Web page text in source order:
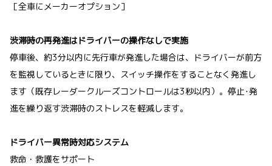
［全車にメーカーオプション］
渋滞時の再発進はドライバーの操作なしで実施
停車後、約3分以内に先行車が発進した場合は、ドライバーが前方
を監視しているときに限り、スイッチ操作をすることなく発進し
ます（既存レーダークルーズコントロールは3秒以内）。停止･発
進を繰り返す渋滞時のストレスを軽減します。
ドライバー異常時対応システム
救命・救護をサポート